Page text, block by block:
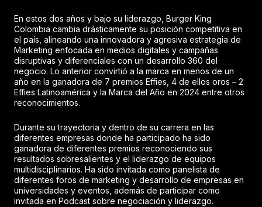
En estos dos años y bajo su liderazgo, Burger King
Colombia cambia drásticamente su posición competitiva en
el país, alineando una innovadora y agresiva estrategia de
Marketing enfocada en medios digitales y campañas
disruptivas y diferenciales con un desarrollo 360 del
negocio. Lo anterior convirtió a la marca en menos de un
año en la ganadora de 7 premios Effies, 4 de ellos oros – 2
Effies Latinoamérica y la Marca del Año en 2024 entre otros
reconocimientos.
Durante su trayectoria y dentro de su carrera en las
diferentes empresas donde ha participado ha sido
ganadora de diferentes premios reconociendo sus
resultados sobresalientes y el liderazgo de equipos
multidisciplinarios. Ha sido invitada como panelista de
diferentes foros de marketing y desarrollo de empresas en
universidades y eventos, además de participar como
invitada en Podcast sobre negociación y liderazgo.